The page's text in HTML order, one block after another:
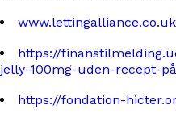
www.lettingalliance.co.uk
https://
jelly-100mg-uden-recept-
https://fondation-